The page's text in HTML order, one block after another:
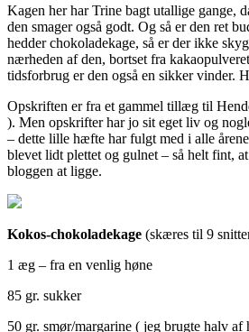
Kagen her har Trine bagt utallige gange,
den smager også godt. Og så er den ret
hedder chokoladekage, så er der ikke
nærheden af den, bortset fra
tidsforbrug er den også en sikker vinder.
Opskriften er fra et gammel tillæg til
). Men opskrifter har jo sit eget liv og
– dette lille hæfte har fulgt med i alle
blevet lidt plettet og gulnet – så helt fint,
bloggen at ligge.
Kokos-chokoladekage (skæres til 9
1 æg – fra en venlig høne
85 gr. sukker
50 gr. smør/margarine ( jeg brugte halv af